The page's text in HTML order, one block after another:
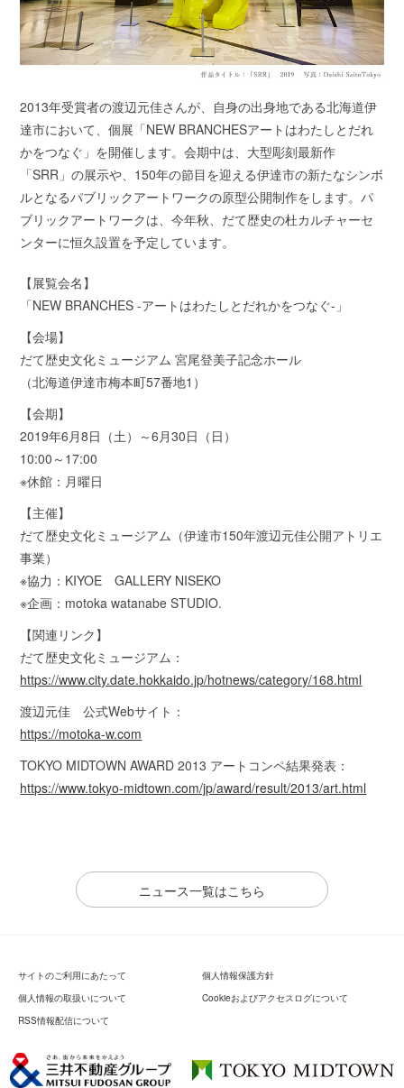
2013年受賞者の渡辺元佳さんが、自身の出身地である北海道伊
達市において、個展「NEW BRANCHESアートはわたしとだれ
かをつなぐ」を開催します。会期中は、大型彫刻最新作
「SRR」の展示や、150年の節目を迎える伊達市の新たなシンボ
ルとなるパブリックアートワークの原型公開制作をします。パ
ブリックアートワークは、今年秋、だて歴史の杜カルチャーセ
ンターに恒久設置を予定しています。
【展覧会名】
「NEW BRANCHES -アートはわたしとだれかをつなぐ-」
【会場】
だて歴史文化ミュージアム 宮尾登美子記念ホール
（北海道伊達市梅本町57番地1）
【会期】
2019年6月8日（土）～6月30日（日）
10:00～17:00
※休館：月曜日
【主催】
だて歴史文化ミュージアム（伊達市150年渡辺元佳公開アトリエ
事業）
※協力：KIYOE GALLERY NISEKO
※企画：motoka watanabe STUDIO.
【関連リンク】
だて歴史文化ミュージアム：
https://www.city.date.hokkaido.jp/hotnews/category/168.html
渡辺元佳 公式Webサイト：
https://motoka-w.com
TOKYO MIDTOWN AWARD 2013 アートコンペ結果発表：
https://www.tokyo-midtown.com/jp/award/result/2013/art.html
ニュース一覧はこちら
サイトのご利用にあたって
個人情報保護方針
個人情報の取扱いについて
Cookieおよびアクセスログについて
RSS情報配信について